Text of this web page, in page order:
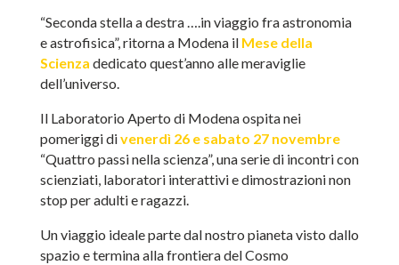
“Seconda stella a destra ….in viaggio fra astronomia
e astrofisica”, ritorna a Modena il Mese della
Scienza dedicato quest’anno alle meraviglie
dell’universo.
Il Laboratorio Aperto di Modena ospita nei
pomeriggi divenerdì 26 e sabato 27 novembre
“Quattro passi nella scienza”, una serie di incontri con
scienziati, laboratori interattivi e dimostrazioni non
stop per adulti e ragazzi.
Un viaggio ideale parte dal nostro pianeta visto dallo
spazio e termina alla frontiera del Cosmo